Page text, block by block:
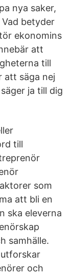
nya saker,
betyder
ekonomins
att
till
att säga nej
ja till dig
till
som
att bli en
ska eleverna
samhälle.
och